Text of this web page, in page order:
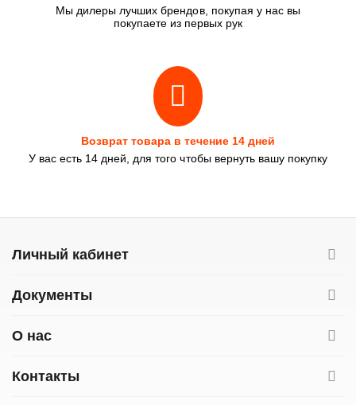
Мы дилеры лучших брендов, покупая у нас вы
покупаете из первых рук
Возврат товара в течение 14 дней
У вас есть 14 дней, для того чтобы вернуть вашу покупку
Личный кабинет
Документы
О нас
Контакты